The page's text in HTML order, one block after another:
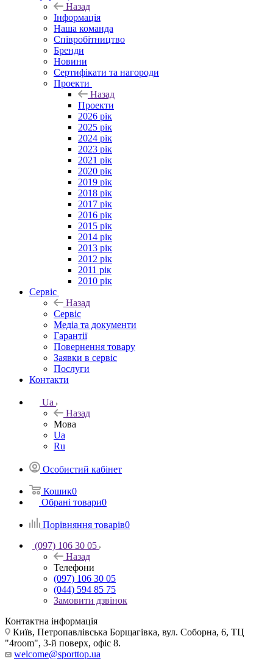
Назад
Інформація
Наша команда
Співробітництво
Бренди
Новини
Сертифікати та нагороди
Проекти
Назад
Проекти
2026 рік
2025 рік
2024 рік
2023 рік
2021 рік
2020 рік
2019 рік
2018 рік
2017 рік
2016 рік
2015 рік
2014 рік
2013 рік
2012 рік
2011 рік
2010 рік
Сервіс
Назад
Сервіс
Медіа та документи
Гарантії
Повернення товару
Заявки в сервіс
Послуги
Контакти
Ua
Назад
Мова
Ua
Ru
Особистий кабінет
Кошик0
Обрані товари0
Порівняння товарів0
(097) 106 30 05
Назад
Телефони
(097) 106 30 05
(044) 594 85 75
Замовити дзвінок
Контактна інформація
Київ, Петропавлівська Борщагівка, вул. Соборна, 6, ТЦ
"4room", 3-й поверх, офіс 8.
welcome@sporttop.ua